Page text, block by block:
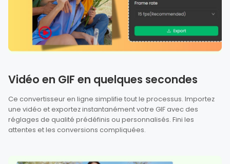
Vidéo en GIF en quelques secondes
Ce convertisseur en ligne simplifie tout le processus. Importez
une vidéo et exportez instantanément votre GIF avec des
réglages de qualité prédéfinis ou personnalisés. Fini les
attentes et les conversions compliquées.